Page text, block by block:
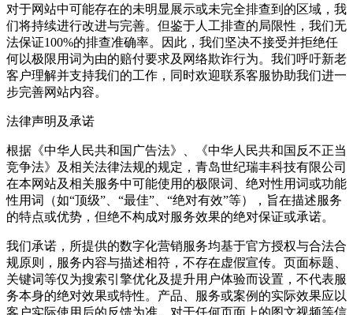
对于网站中可能存在的未明显展示或未完全排查到的区域，我
们将持续进行改进与完善。但鉴于人工排查的局限性，我们无
法保证100%的排查准确率。因此，我们坚决不接受并拒绝任
何以极限用词为由的赔付要求及网络欺诈行为。我们呼吁新老
客户理解并支持我们的工作，同时欢迎联系客服协助我们进一
步完善网站内容。
法律声明及承诺
根据《中华人民共和国广告法》、《中华人民共和国反不正当
竞争法》及相关法律法规的规定，青岛世纪瑞丰科技有限公司
在本网站及相关服务中可能使用的极限词、绝对性用词或功能
性用词（如“顶级”、“最佳”、“绝对有效”等），旨在描述服务
的特点或优势，但绝不构成对服务效果的绝对保证或承诺。
我们承诺，所提供的数字化营销服务均基于官方授权与合法合
规原则，服务内容与描述相符，不存在虚假宣传。页面标题、
关键词等仅为搜索引擎优化及提升用户体验而设置，不代表服
务本身的绝对效果或特性。产品、服务或案例的实际效果应以